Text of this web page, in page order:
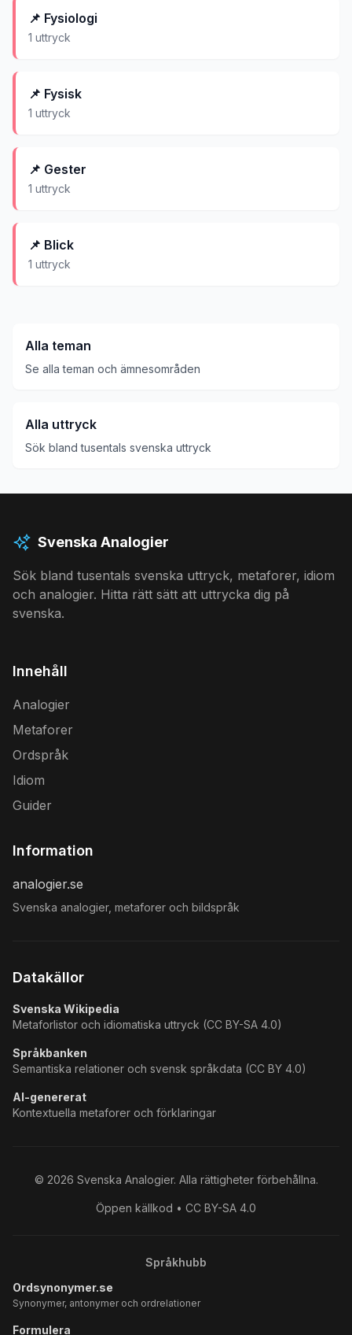
📌 Fysiologi
1 uttryck
📌 Fysisk
1 uttryck
📌 Gester
1 uttryck
📌 Blick
1 uttryck
Alla teman
Se alla teman och ämnesområden
Alla uttryck
Sök bland tusentals svenska uttryck
Svenska Analogier
Sök bland tusentals svenska uttryck, metaforer, idiom
och analogier. Hitta rätt sätt att uttrycka dig på
svenska.
Innehåll
Analogier
Metaforer
Ordspråk
Idiom
Guider
Information
analogier.se
Svenska analogier, metaforer och bildspråk
Datakällor
Svenska Wikipedia
Metaforlistor och idiomatiska uttryck (CC BY-SA 4.0)
Språkbanken
Semantiska relationer och svensk språkdata (CC BY 4.0)
AI-genererat
Kontextuella metaforer och förklaringar
© 2026 Svenska Analogier. Alla rättigheter förbehållna.
Öppen källkod • CC BY-SA 4.0
Språkhubb
Ordsynonymer.se
Synonymer, antonymer och ordrelationer
Formulera